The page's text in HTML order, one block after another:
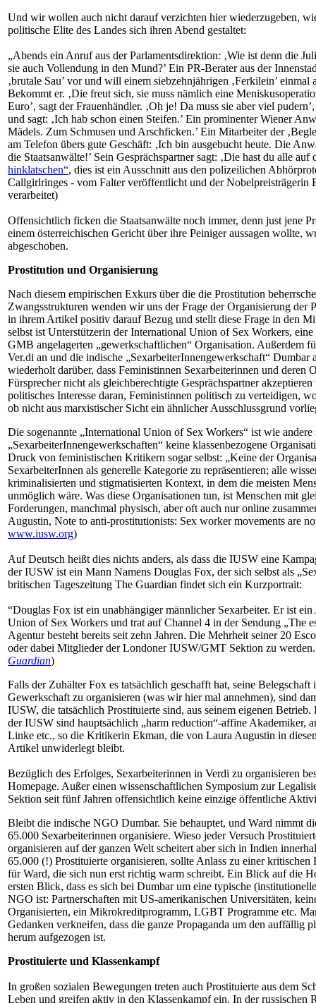
Und wir wollen auch nicht darauf verzichten hier wiederzugeben,
politische Elite des Landes sich ihren Abend gestaltet:
„Abends ein Anruf aus der Parlamentsdirektion: ‚Wie ist denn die
sie auch Vollendung in den Mund?’ Ein PR-Berater aus der
‚brutale Sau’ vor und will einem siebzehnjährigen ‚Ferkilein’ einmal
Bekommt er. ‚Die freut sich, sie muss nämlich eine
Euro’, sagt der Frauenhändler. ‚Oh je! Da muss sie aber viel
und sagt: ‚Ich hab schon einen Steifen.’ Ein prominenter Wiener
Mädels. Zum Schmusen und Arschficken.’ Ein Mitarbeiter der
am Telefon übers gute Geschäft: ‚Ich bin ausgebucht heute. Die
die Staatsanwälte!’ Sein Gesprächspartner sagt: ‚Die hast du alle auf
hinklatschen“, dies ist ein Ausschnitt aus den polizeilichen
Callgirlringes - vom Falter veröffentlicht und der Nobelpreisträgerin
verarbeitet)
Offensichtlich ficken die Staatsanwälte noch immer, denn just jene
einem österreichischen Gericht über ihre Peiniger aussagen wollte,
abgeschoben.
Prostitution und Organisierung
Nach diesem empirischen Exkurs über die die Prostitution
Zwangsstrukturen wenden wir uns der Frage der Organisierung der
in ihrem Artikel positiv darauf Bezug und stellt diese Frage in den
selbst ist Unterstützerin der International Union of Sex Workers,
GMB angelagerten „gewerkschaftlichen“ Organisation. Außerdem
Ver.di an und die indische „SexarbeiterInnengewerkschaft“ Dumbar
wiederholt darüber, dass Feministinnen Sexarbeiterinnen und deren
Fürsprecher nicht als gleichberechtigte Gesprächspartner
politisches Interesse daran, Feministinnen politisch zu verteidigen,
ob nicht aus marxistischer Sicht ein ähnlicher Ausschlussgrund
Die sogenannte „International Union of Sex Workers“ ist wie andere
„SexarbeiterInnengewerkschaften“ keine klassenbezogene
Druck von feministischen Kritikern sogar selbst: „Keine der
SexarbeiterInnen als generelle Kategorie zu repräsentieren; alle
kriminalisierten und stigmatisierten Kontext, in dem die meisten
unmöglich wäre. Was diese Organisationen tun, ist Menschen mit
Forderungen, manchmal physisch, aber oft auch nur online
Augustin, Note to anti-prostitutionists: Sex worker movements are
www.iusw.org)
Auf Deutsch heißt dies nichts anders, als dass die IUSW eine
der IUSW ist ein Mann Namens Douglas Fox, der sich selbst als
britischen Tageszeitung The Guardian findet sich ein Kurzportrait:
“Douglas Fox ist ein unabhängiger männlicher Sexarbeiter. Er ist
Union of Sex Workers und trat auf Channel 4 in der Sendung „The
Agentur besteht bereits seit zehn Jahren. Die Mehrheit seiner 20
oder dabei Mitglieder der Londoner IUSW/GMT Sektion zu
Guardian)
Falls der Zuhälter Fox es tatsächlich geschafft hat, seine Belegschaft
Gewerkschaft zu organisieren (was wir hier mal annehmen), sind
IUSW, die tatsächlich Prostituierte sind, aus seinem eigenen
der IUSW sind hauptsächlich „harm reduction“-affine Akademiker,
Linke etc., so die Kritikerin Ekman, die von Laura Augustin in
Artikel unwiderlegt bleibt.
Bezüglich des Erfolges, Sexarbeiterinnen in Verdi zu organisieren
Homepage. Außer einen wissenschaftlichen Symposium zur
Sektion seit fünf Jahren offensichtlich keine einzige öffentliche
Bleibt die indische NGO Dumbar. Sie behauptet, und Ward nimmt
65.000 Sexarbeiterinnen organisiere. Wieso jeder Versuch
organisieren auf der ganzen Welt scheitert aber sich in Indien
65.000 (!) Prostituierte organisieren, sollte Anlass zu einer
für Ward, die sich nun erst richtig warm schreibt. Ein Blick auf die
ersten Blick, dass es sich bei Dumbar um eine typische
NGO ist: Partnerschaften mit US-amerikanischen Universitäten,
Organisierten, ein Mikrokreditprogramm, LGBT Programme etc.
Gedanken verkneifen, dass die ganze Propaganda um den auffällig
herum aufgezogen ist.
Prostituierte und Klassenkampf
In großen sozialen Bewegungen treten auch Prostituierte aus dem
Leben und greifen aktiv in den Klassenkampf ein. In der russischen